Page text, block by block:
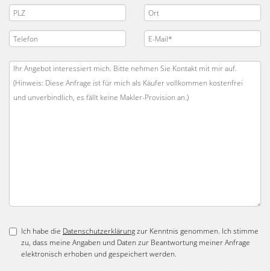
Ich habe die Datenschutzerklärungzur Kenntnis genommen. Ich stimme
zu, dass meine Angaben und Daten zur Beantwortung meiner Anfrage
elektronisch erhoben und gespeichert werden.